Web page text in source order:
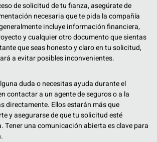
de solicitud de tu fianza, asegúrate de
necesaria que te pida la compañía
incluye información financiera,
y cualquier otro documento que sientas
que seas honesto y claro en tu solicitud,
a evitar posibles inconvenientes.
duda o necesitas ayuda durante el
contactar a un agente de seguros o a la
directamente. Ellos estarán más que
y asegurarse de que tu solicitud esté
Tener una comunicación abierta es clave para